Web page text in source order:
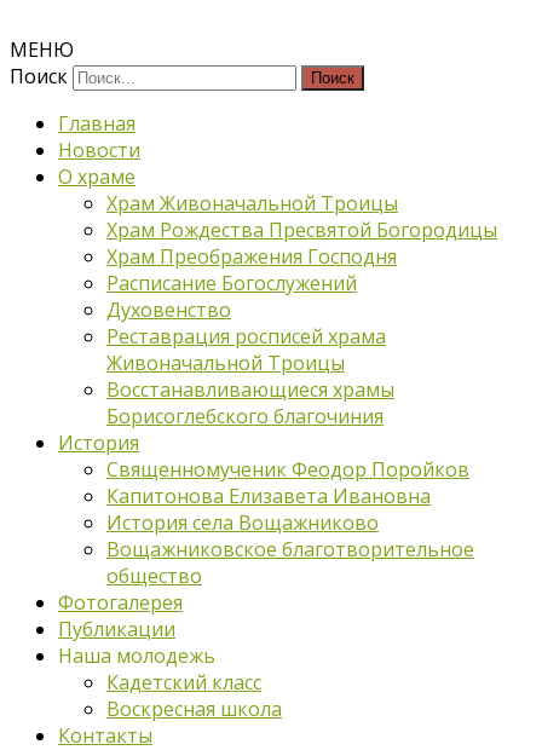
МЕНЮ
Поиск
Главная
Новости
О храме
Храм Живоначальной Троицы
Храм Рождества Пресвятой Богородицы
Храм Преображения Господня
Расписание Богослужений
Духовенство
Реставрация росписей храма
Живоначальной Троицы
Восстанавливающиеся храмы
Борисоглебского благочиния
История
Священномученик Феодор Поройков
Капитонова Елизавета Ивановна
История села Вощажниково
Вощажниковское благотворительное
общество
Фотогалерея
Публикации
Наша молодежь
Кадетский класс
Воскресная школа
Контакты